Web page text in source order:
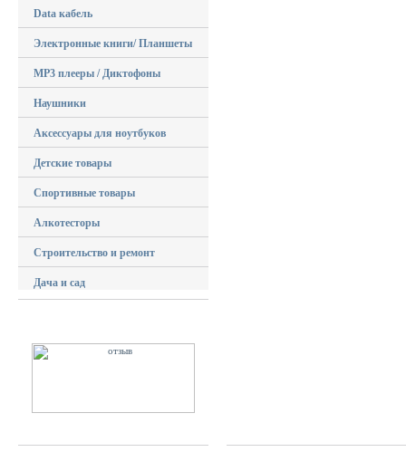
Data кабель
Электронные книги/ Планшеты
MP3 плееры / Диктофоны
Наушники
Аксессуары для ноутбуков
Детские товары
Спортивные товары
Алкотесторы
Строительство и ремонт
Дача и сад